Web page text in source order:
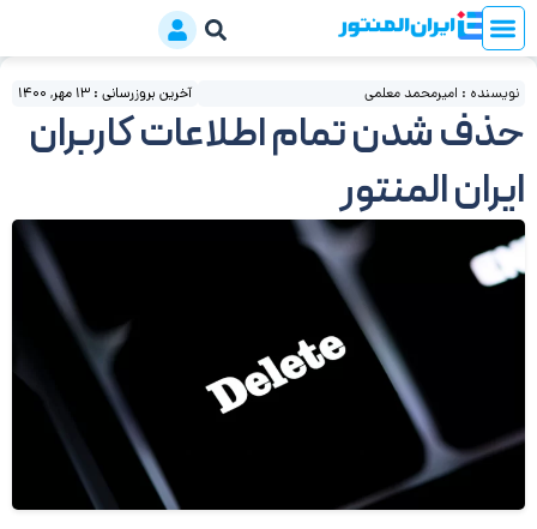
نویسنده : امیرمحمد معلمی آخرین بروزرسانی : 13 مهر, 1400
حذف شدن تمام اطلاعات کاربران
ایران المنتور